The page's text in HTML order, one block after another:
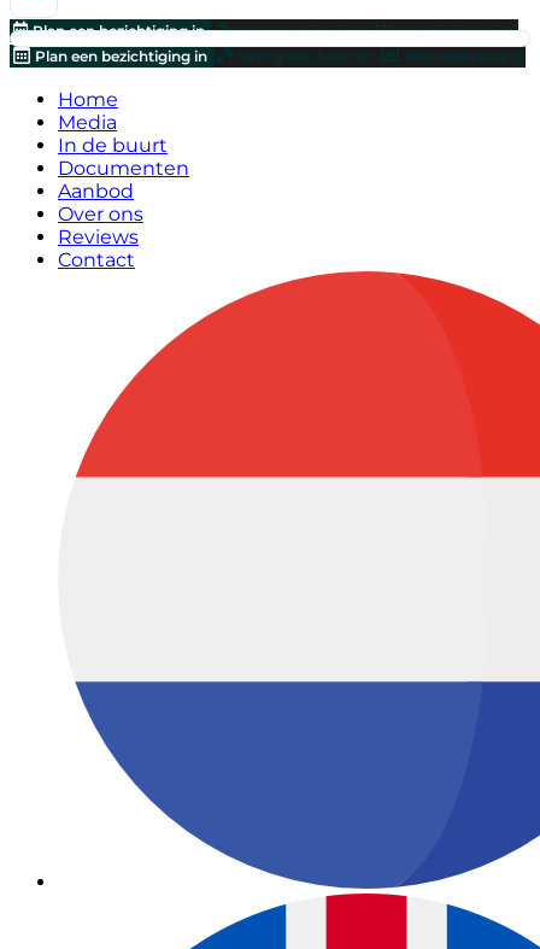
Plan een bezichtiging in Breng een bod uit!
Waardebepaling
Plan een bezichtiging in
Breng een bod uit! Waardebepaling
Home
Media
In de buurt
Documenten
Aanbod
Over ons
Reviews
Contact